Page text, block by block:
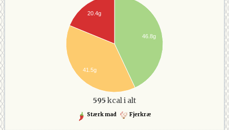
46.8g
20.4g
41.5g
595 kcal i alt
Stærk mad Fjerkræ